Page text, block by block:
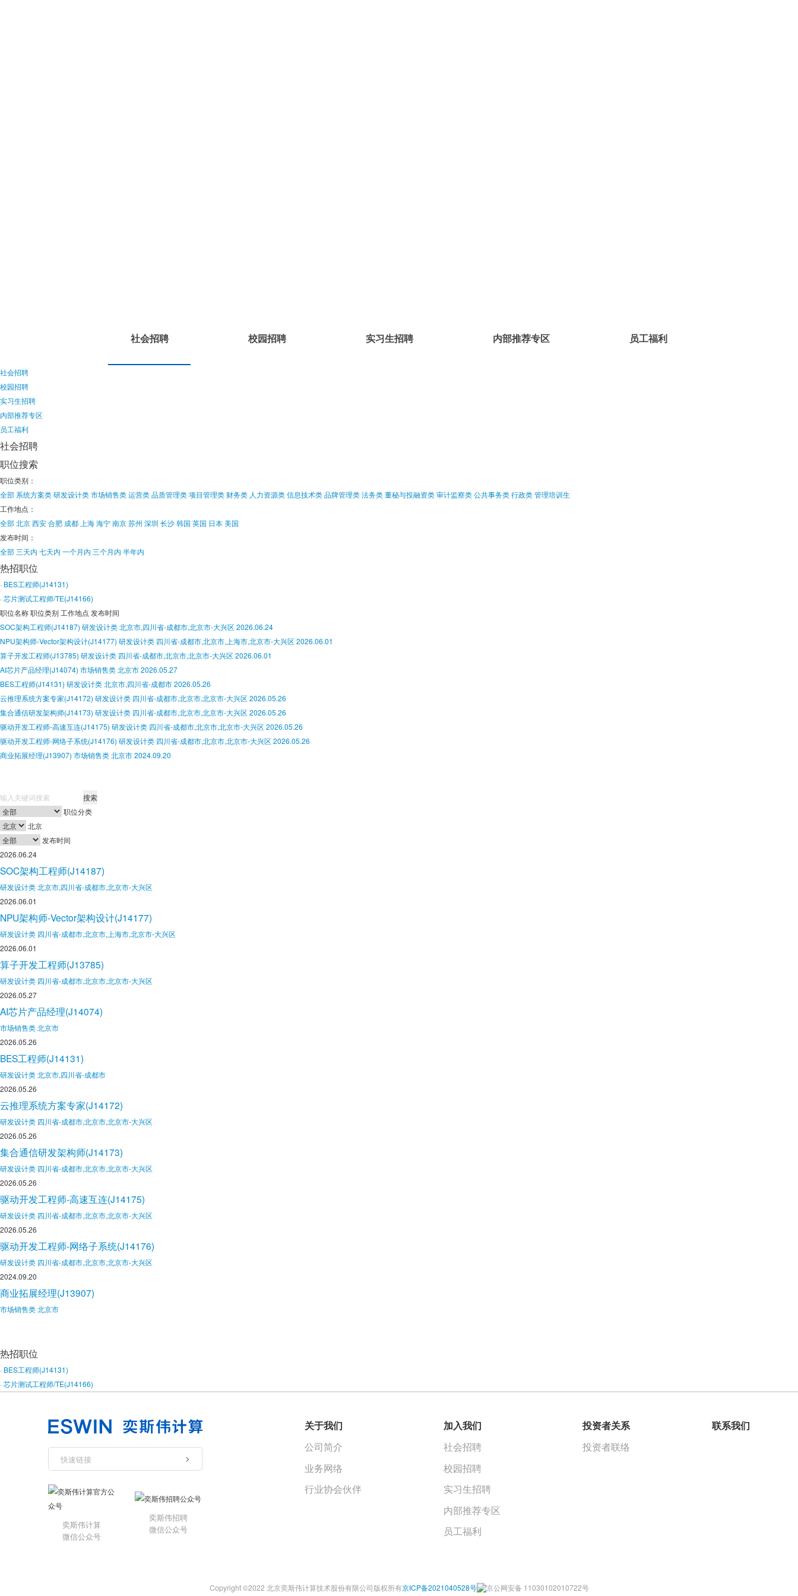
社会招聘 校园招聘 实习生招聘 内部推荐专区 员工福利
社会招聘
校园招聘
实习生招聘
内部推荐专区
员工福利
社会招聘
职位搜索
职位类别：
全部 系统方案类研发设计类市场销售类运营类品质管理类项目管理类 财务类 人力资源类信息技术类品牌管理类法务类董秘与投融资类审计监察类公共事务类行政类管理培训生
工作地点：
全部北京西安合肥 成都 上海海宁南京苏州 深圳 长沙韩国 英国 日本美国
发布时间：
全部 三天内 七天内 一个月内 三个月内 半年内
热招职位
· BES工程师(J14131)
· 芯片测试工程师/TE(J14166)
职位名称职位类别 工作地点 发布时间
SOC架构工程师(J14187) 研发设计类北京市,四川省-成都市,北京市-大兴区2026.06.24
NPU架构师-Vector架构设计(J14177) 研发设计类 四川省-成都市,北京市,上海市,北京市-大兴区2026.06.01
算子开发工程师(J13785) 研发设计类 四川省-成都市,北京市,北京市-大兴区2026.06.01
AI芯片产品经理(J14074) 市场销售类北京市2026.05.27
BES工程师(J14131) 研发设计类北京市,四川省-成都市2026.05.26
云推理系统方案专家(J14172) 研发设计类 四川省-成都市,北京市,北京市-大兴区2026.05.26
集合通信研发架构师(J14173) 研发设计类 四川省-成都市,北京市,北京市-大兴区2026.05.26
驱动开发工程师-高速互连(J14175) 研发设计类 四川省-成都市,北京市,北京市-大兴区2026.05.26
驱动开发工程师-网络子系统(J14176) 研发设计类 四川省-成都市,北京市,北京市-大兴区2026.05.26
商业拓展经理(J13907) 市场销售类北京市2024.09.20
搜索
职位分类
北京
发布时间
2026.06.24
SOC架构工程师(J14187)
研发设计类北京市,四川省-成都市,北京市-大兴区
2026.06.01
NPU架构师-Vector架构设计(J14177)
研发设计类 四川省-成都市,北京市,上海市,北京市-大兴区
2026.06.01
算子开发工程师(J13785)
研发设计类 四川省-成都市,北京市,北京市-大兴区
2026.05.27
AI芯片产品经理(J14074)
市场销售类北京市
2026.05.26
BES工程师(J14131)
研发设计类北京市,四川省-成都市
2026.05.26
云推理系统方案专家(J14172)
研发设计类 四川省-成都市,北京市,北京市-大兴区
2026.05.26
集合通信研发架构师(J14173)
研发设计类 四川省-成都市,北京市,北京市-大兴区
2026.05.26
驱动开发工程师-高速互连(J14175)
研发设计类 四川省-成都市,北京市,北京市-大兴区
2026.05.26
驱动开发工程师-网络子系统(J14176)
研发设计类 四川省-成都市,北京市,北京市-大兴区
2024.09.20
商业拓展经理(J13907)
市场销售类北京市
热招职位
· BES工程师(J14131)
· 芯片测试工程师/TE(J14166)
快速链接
奕斯伟计算
微信公众号
奕斯伟招聘
微信公众号
关于我们
公司简介
业务网络
行业协会伙伴
加入我们
社会招聘
校园招聘
实习生招聘
内部推荐专区
员工福利
投资者关系
投资者联络
联系我们
Copyright ©2022 北京奕斯伟计算技术股份有限公司版权所有京ICP备2021040528号 京公网安备 11030102010722号